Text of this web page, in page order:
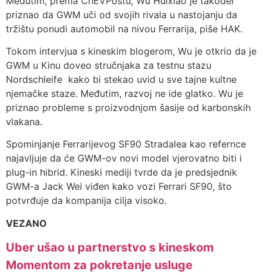
priznao da GWM uči od svojih rivala u nastojanju da
tržištu ponudi automobil na nivou Ferrarija, piše HAK.
Tokom intervjua s kineskim blogerom, Wu je otkrio da je
GWM u Kinu doveo stručnjaka za testnu stazu
Nordschleife kako bi stekao uvid u sve tajne kultne
njemačke staze. Međutim, razvoj ne ide glatko. Wu je
priznao probleme s proizvodnjom šasije od karbonskih
vlakana.
Spominjanje Ferrarijevog SF90 Stradalea kao refernce
najavljuje da će GWM-ov novi model vjerovatno biti i
plug-in hibrid. Kineski mediji tvrde da je predsjednik
GWM-a Jack Wei viđen kako vozi Ferrari SF90, što
potvrđuje da kompanija cilja visoko.
VEZANO
Uber ušao u partnerstvo s kineskom
Momentom za pokretanje usluge